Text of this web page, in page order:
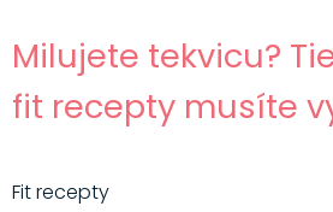
Milujete tekvicu?
fit recepty musíte
Fit recepty